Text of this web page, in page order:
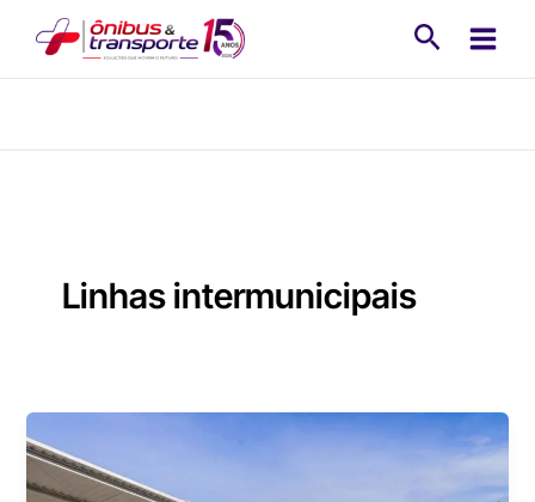
Linhas intermunicipais